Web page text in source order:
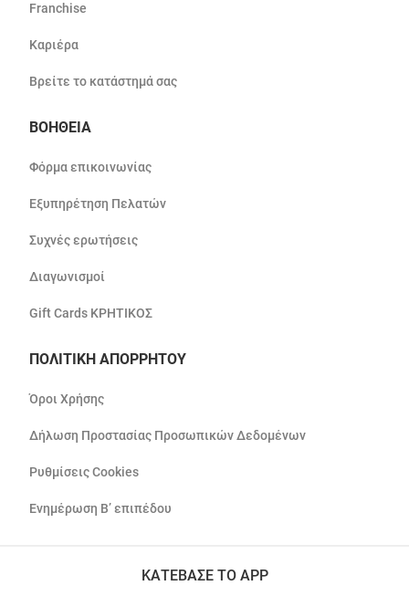
Franchise
Καριέρα
Βρείτε το κατάστημά σας
ΒΟΗΘΕΙΑ
Φόρμα επικοινωνίας
Εξυπηρέτηση Πελατών
Συχνές ερωτήσεις
Διαγωνισμοί
Gift Cards ΚΡΗΤΙΚΟΣ
ΠΟΛΙΤΙΚΗ ΑΠΟΡΡΗΤΟΥ
Όροι Χρήσης
Δήλωση Προστασίας Προσωπικών Δεδομένων
Ρυθμίσεις Cookies
Ενημέρωση Β’ επιπέδου
ΚΑΤΕΒΑΣΕ ΤΟ APP